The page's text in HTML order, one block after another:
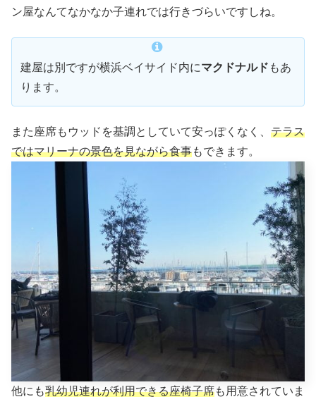
ン屋なんてなかなか子連れでは行きづらいですしね。
建屋は別ですが横浜ベイサイド内にマクドナルド もあ
ります。
また座席もウッドを基調としていて安っぽくなく、 テラス
ではマリーナの景色を見ながら食事もできます。
他にも乳幼児連れが利用できる座椅子席も用意されていま